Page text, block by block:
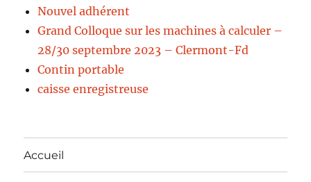
Nouvel adhérent
Grand Colloque sur les machines à calculer –
28/30 septembre 2023 – Clermont-Fd
Contin portable
caisse enregistreuse
Accueil